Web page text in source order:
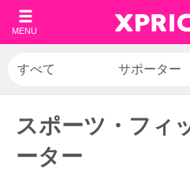
MENU
スポーツ・フィ
ーター